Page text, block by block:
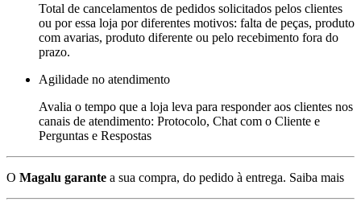
Total de cancelamentos de pedidos solicitados pelos clientes
ou por essa loja por diferentes motivos: falta de peças, produto
com avarias, produto diferente ou pelo recebimento fora do
prazo.
Agilidade no atendimento
Avalia o tempo que a loja leva para responder aos clientes nos
canais de atendimento: Protocolo, Chat com o Cliente e
Perguntas e Respostas
O Magalu garante a sua compra, do pedido à entrega. Saiba mais